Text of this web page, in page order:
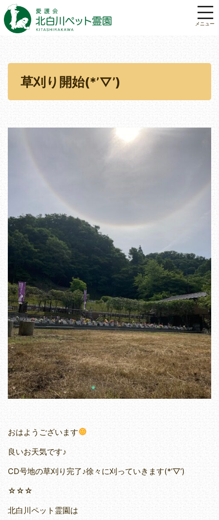
草刈り開始(*’▽’)
おはようございます
良いお天気です♪
CD号地の草刈り完了♪徐々に刈っていきます(*’▽’)
☆☆☆
北白川ペット霊園は